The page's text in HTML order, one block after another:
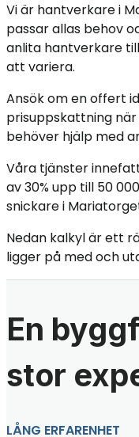
Vi är hantverkare i
passar allas behov
anlita hantverkare
att variera.
Ansök om en offert
prisuppskattning
behöver hjälp med
Våra tjänster
av 30% upp till 50
snickare i
Nedan kalkyl är ett
ligger på med och
En
stor
LÅNG ERFARENHET